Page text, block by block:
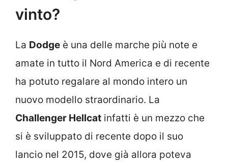
vinto?
La Dodge è una delle marche più note e
amate in tutto il Nord America e di recente
ha potuto regalare al mondo intero un
nuovo modello straordinario. La
Challenger Hellcat infatti è un mezzo che
si è sviluppato di recente dopo il suo
lancio nel 2015, dove già allora poteva